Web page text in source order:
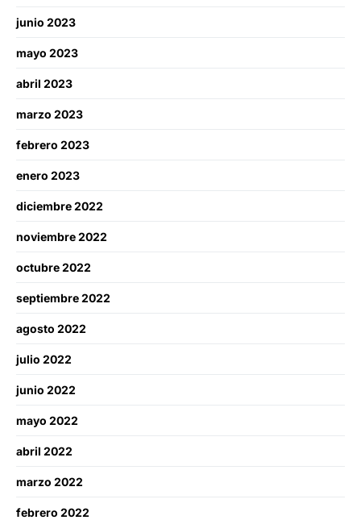
junio 2023
mayo 2023
abril 2023
marzo 2023
febrero 2023
enero 2023
diciembre 2022
noviembre 2022
octubre 2022
septiembre 2022
agosto 2022
julio 2022
junio 2022
mayo 2022
abril 2022
marzo 2022
febrero 2022